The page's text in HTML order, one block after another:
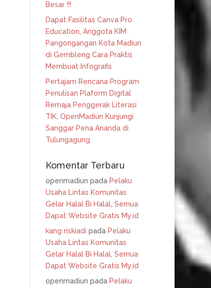
Besar !!!
Dapat Fasilitas Canva Pro
Education, Anggota KIM
Pangongangan Kota Madiun
di Gembleng Cara Praktis
Membuat Infografis
Pertajam Rencana Program
Penulisan Plaform Digital
Remaja Penggerak Literasi
TIK, OpenMadiun Kunjungi
Sanggar Pena Ananda di
Tulungagung
Komentar Terbaru
openmadiun pada Pelaku
Usaha Lintas Komunitas
Gelar Halal Bi Halal, Semua
Dapat Website Gratis My.id
kang riskiadi pada Pelaku
Usaha Lintas Komunitas
Gelar Halal Bi Halal, Semua
Dapat Website Gratis My.id
openmadiun pada Pelaku